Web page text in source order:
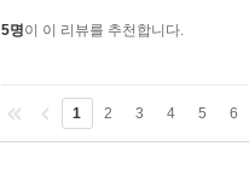
5명이 이 리뷰를 추천합니다.
1 2 3 4 5 6